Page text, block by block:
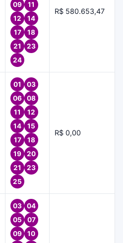
09
11
12
14
17
18
21
23
24
R$ 580.653,47
01
03
06
08
11
12
14
15
17
18
19
20
21
23
25
R$ 0,00
03
04
05
07
09
10